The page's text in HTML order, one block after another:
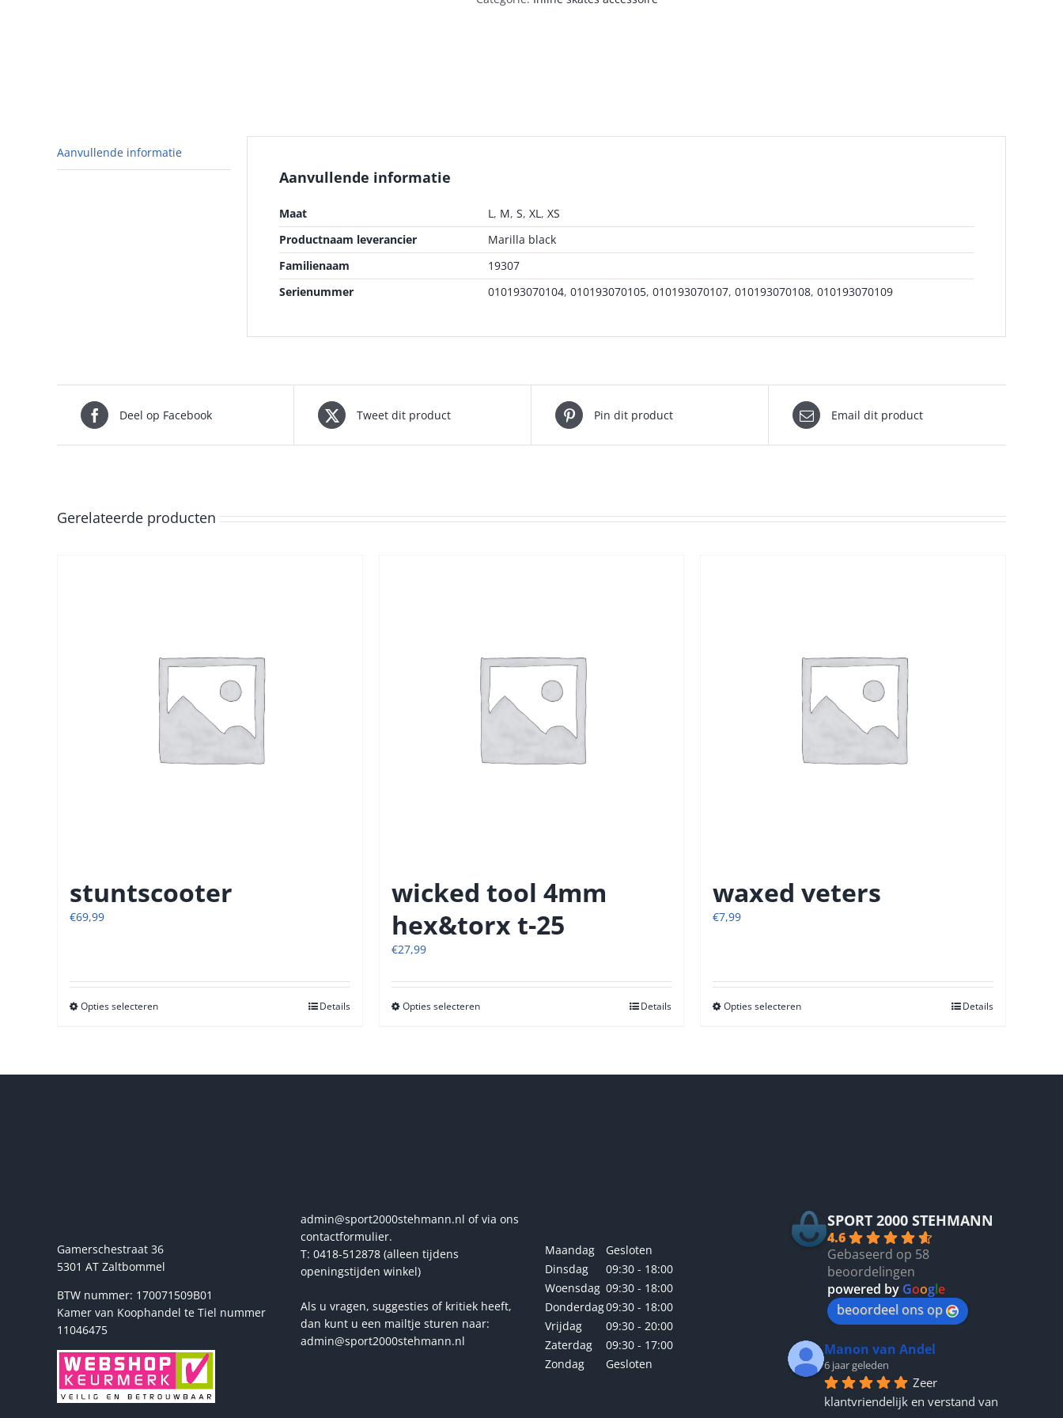
Aanvullende informatie
Aanvullende informatie
Maat L, M, S, XL, XS
Productnaam leverancier
Marilla black
Familienaam
19307
Serienummer
010193070104, 010193070105, 010193070107, 010193070108, 010193070109
Deel op Facebook Tweet dit product Pin dit product Email dit product
Gerelateerde producten
stuntscooter
€69,99
Opties selecterenDit
variaties.
Details
wicked tool 4mm
hex&torx t-25
€27,99
Opties selecterenDit
variaties.
productpagina
Details
waxed veters
€7,99
Opties selecterenDit
variaties.
productpagina
Details
Gamerschestraat 36
5301 AT Zaltbommel
BTW nummer: 170071509B01
Kamer van Koophandel te Tiel nummer
11046475
admin@sport2000stehmann.nl of via ons
contactformulier.
T: 0418-512878 (alleen tijdens
openingstijden winkel)
Als u vragen, suggesties of kritiek heeft,
dan kunt u een mailtje sturen naar:
admin@sport2000stehmann.nl
Maandag
Gesloten
Dinsdag
09:30 - 18:00
Woensdag 09:30 - 18:00
Donderdag09:30 - 18:00
Vrijdag
09:30 - 20:00
Zaterdag
09:30 - 17:00
Zondag
Gesloten
SPORT 2000 STEHMANN
4.6
Gebaseerd op 58
beoordelingen
powered by Google
beoordeel ons op
Manon van Andel
6 jaar geleden
Zeer
klantvriendelijk en verstand van